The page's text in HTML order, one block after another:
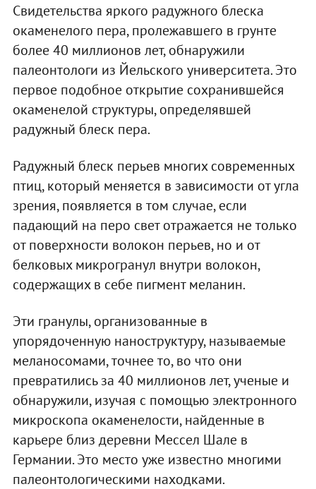
Свидетельства яркого радужного блеска
окаменелого пера, пролежавшего в грунте
более 40 миллионов лет, обнаружили
палеонтологи из Йельского университета. Это
первое подобное открытие сохранившейся
окаменелой структуры, определявшей
радужный блеск пера.
Радужный блеск перьев многих современных
птиц, который меняется в зависимости от угла
зрения, появляется в том случае, если
падающий на перо свет отражается не только
от поверхности волокон перьев, но и от
белковых микрогранул внутри волокон,
содержащих в себе пигмент меланин.
Эти гранулы, организованные в
упорядоченную наноструктуру, называемые
меланосомами, точнее то, во что они
превратились за 40 миллионов лет, ученые и
обнаружили, изучая с помощью электронного
микроскопа окаменелости, найденные в
карьере близ деревни Мессел Шале в
Германии. Это место уже известно многими
палеонтологическими находками.